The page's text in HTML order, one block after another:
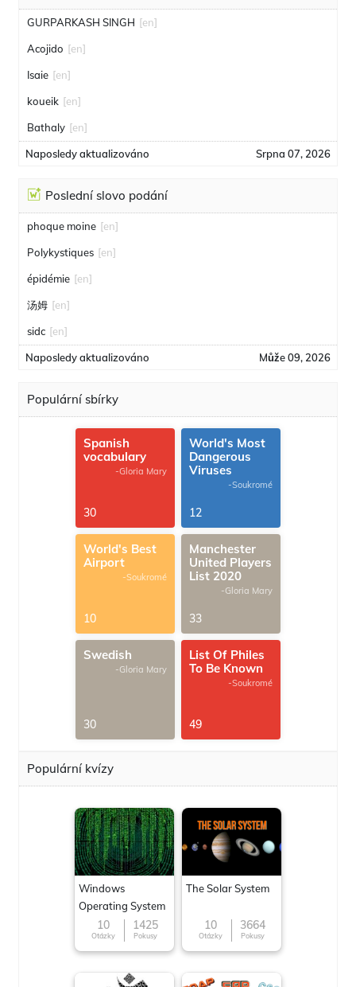
GURPARKASH SINGH [en]
Acojido [en]
Isaie [en]
koueik [en]
Bathaly [en]
Naposledy aktualizováno Srpna 07, 2026
Poslední slovo podání
phoque moine [en]
Polykystiques [en]
épidémie [en]
汤姆 [en]
sidc [en]
Naposledy aktualizováno Může 09, 2026
Populární sbírky
Spanish
vocabulary
-Gloria Mary
30
World's Most
Dangerous
Viruses
-Soukromé
12
World's Best
Airport
-Soukromé
10
Manchester
United Players
List 2020
-Gloria Mary
33
Swedish
-Gloria Mary
30
List Of Philes
To Be Known
-Soukromé
49
Populární kvízy
Windows
Operating System
10
Otázky
1425
Pokusy
The Solar System
10
Otázky
3664
Pokusy